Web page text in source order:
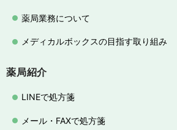
薬局業務について
メディカルボックスの目指す取り組み
薬局紹介
LINEで処方箋
メール・FAXで処方箋